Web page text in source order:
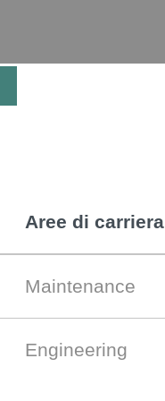
Aree di carriera
Maintenance
Engineering